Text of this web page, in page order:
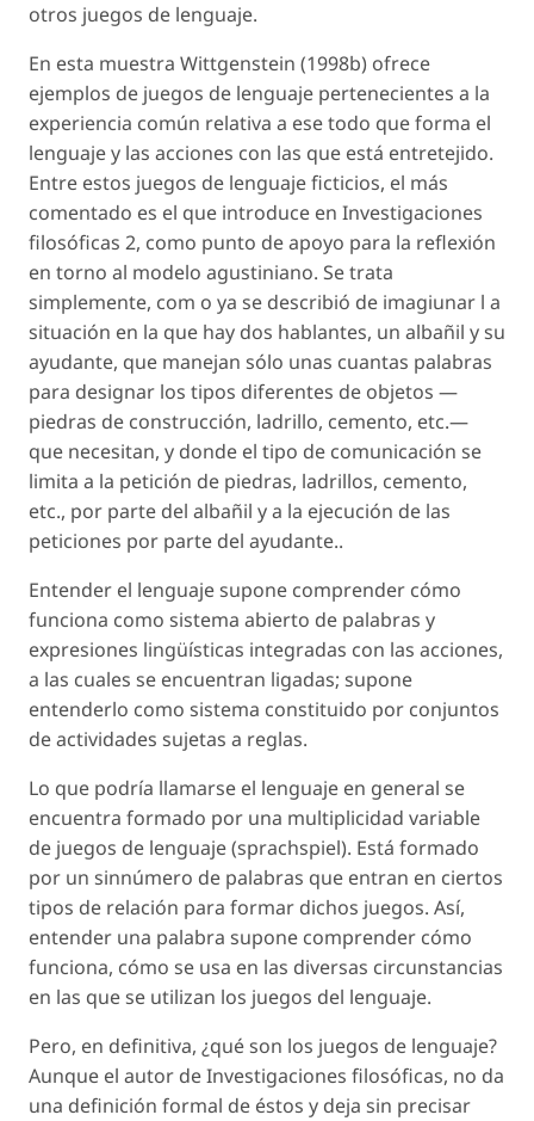
otros juegos de lenguaje.
En esta muestra Wittgenstein (1998b) ofrece
ejemplos de juegos de lenguaje pertenecientes a la
experiencia común relativa a ese todo que forma el
lenguaje y las acciones con las que está entretejido.
Entre estos juegos de lenguaje ficticios, el más
comentado es el que introduce en Investigaciones
filosóficas 2, como punto de apoyo para la reflexión
en torno al modelo agustiniano. Se trata
simplemente, com o ya se describió de imagiunar l a
situación en la que hay dos hablantes, un albañil y su
ayudante, que manejan sólo unas cuantas palabras
para designar los tipos diferentes de objetos —
piedras de construcción, ladrillo, cemento, etc.—
que necesitan, y donde el tipo de comunicación se
limita a la petición de piedras, ladrillos, cemento,
etc., por parte del albañil y a la ejecución de las
peticiones por parte del ayudante..
Entender el lenguaje supone comprender cómo
funciona como sistema abierto de palabras y
expresiones lingüísticas integradas con las acciones,
a las cuales se encuentran ligadas; supone
entenderlo como sistema constituido por conjuntos
de actividades sujetas a reglas.
Lo que podría llamarse el lenguaje en general se
encuentra formado por una multiplicidad variable
de juegos de lenguaje (sprachspiel). Está formado
por un sinnúmero de palabras que entran en ciertos
tipos de relación para formar dichos juegos. Así,
entender una palabra supone comprender cómo
funciona, cómo se usa en las diversas circunstancias
en las que se utilizan los juegos del lenguaje.
Pero, en definitiva, ¿qué son los juegos de lenguaje?
Aunque el autor de Investigaciones filosóficas, no da
una definición formal de éstos y deja sin precisar